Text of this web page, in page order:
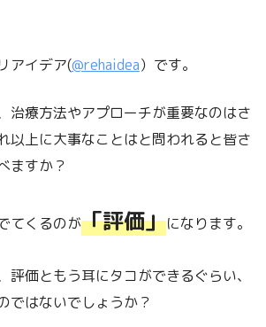
アイデア(@rehaidea）です。
治療方法やアプローチが重要なのはさ
以上に大事なことはと問われると皆さ
ますか？
てくるのが「評価」になります。
評価ともう耳にタコができるぐらい、
ではないでしょうか？